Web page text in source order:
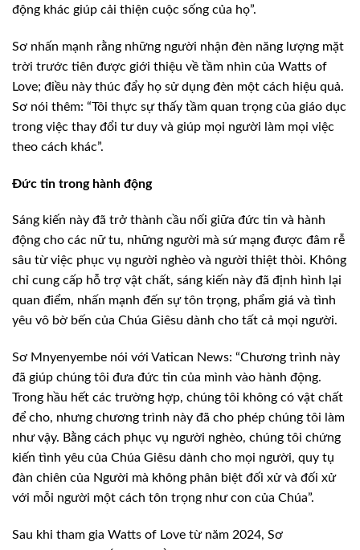
động khác giúp cải thiện cuộc sống của họ”.
Sơ nhấn mạnh rằng những người nhận đèn năng lượng mặt
trời trước tiên được giới thiệu về tầm nhìn của Watts of
Love; điều này thúc đẩy họ sử dụng đèn một cách hiệu quả.
Sơ nói thêm: “Tôi thực sự thấy tầm quan trọng của giáo dục
trong việc thay đổi tư duy và giúp mọi người làm mọi việc
theo cách khác”.
Đức tin trong hành động
Sáng kiến ​​này đã trở thành cầu nối giữa đức tin và hành
động cho các nữ tu, những người mà sứ mạng được đâm rễ
sâu từ việc phục vụ người nghèo và người thiệt thòi. Không
chỉ cung cấp hỗ trợ vật chất, sáng kiến ​​này đã định hình lại
quan điểm, nhấn mạnh đến sự tôn trọng, phẩm giá và tình
yêu vô bờ bến của Chúa Giêsu dành cho tất cả mọi người.
Sơ Mnyenyembe nói với Vatican News: “Chương trình này
đã giúp chúng tôi đưa đức tin của mình vào hành động.
Trong hầu hết các trường hợp, chúng tôi không có vật chất
để cho, nhưng chương trình này đã cho phép chúng tôi làm
như vậy. Bằng cách phục vụ người nghèo, chúng tôi chứng
kiến ​​tình yêu của Chúa Giêsu dành cho mọi người, quy tụ
đàn chiên của Người mà không phân biệt đối xử và đối xử
với mỗi người một cách tôn trọng như con của Chúa”.
Sau khi tham gia Watts of Love từ năm 2024, Sơ